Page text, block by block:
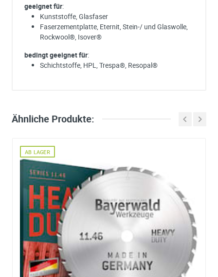
geeignet für:
Kunststoffe, Glasfaser
Faserzementplatte, Eternit, Stein-/ und Glaswolle,
Rockwool®, Isover®
bedingt geeignet für:
Schichtstoffe, HPL, Trespa®, Resopal®
MAFELL
Bitte unterbreiten Sie mir ein Angebot:
Bitte teilen Sie uns die gewünschte Menge mit
Ihre Anschrift
Firma:
Name*:
e-mail*:
Zustimmung zur Datenverarbeitung
*
Ich stimme zu, dass meine Angaben aus dem
Kontaktformular zur Beantwortung meiner Anfrage
und verarbeitet werden. Die Daten werden nach
Ähnliche Produkte:
AB LAGER